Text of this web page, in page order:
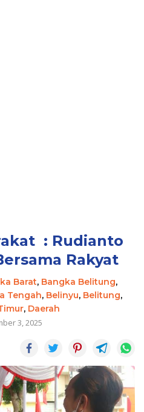
: Rudianto
Rakyat
Barat, Bangka Belitung,
Tengah, Belinyu, Belitung,
, Daerah
3, 2025